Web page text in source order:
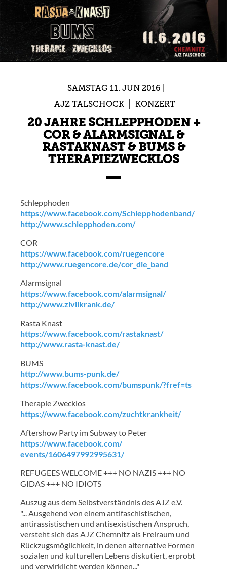
SAMSTAG 11. JUN 2016
AJZ TALSCHOCK
KONZERT
20 JAHRE SCHLEPPHODEN +
COR & ALARMSIGNAL &
RASTAKNAST & BUMS &
THERAPIEZWECKLOS
Schlepphoden
https://www.facebook.com/Schlepphodenband/
http://www.schlepphoden.com/
COR
https://www.facebook.com/ruegencore
http://www.ruegencore.de/cor_die_band
Alarmsignal
https://www.facebook.com/alarmsignal/
http://www.zivilkrank.de/
Rasta Knast
https://www.facebook.com/rastaknast/
http://www.rasta-knast.de/
BUMS
http://www.bums-punk.de/
https://www.facebook.com/bumspunk/?fref=ts
Therapie Zwecklos
https://www.facebook.com/zuchtkrankheit/
Aftershow Party im Subway to Peter
https://www.facebook.com/
events/1606497992995631/
REFUGEES WELCOME +++ NO NAZIS +++ NO
GIDAS +++ NO IDIOTS
Auszug aus dem Selbstverständnis des AJZ e.V.
"... Ausgehend von einem antifaschistischen,
antirassistischen und antisexistischen Anspruch,
versteht sich das AJZ Chemnitz als Freiraum und
Rückzugsmöglichkeit, in denen alternative Formen
sozialen und kulturellen Lebens diskutiert, erprobt
und verwirklicht werden können..."